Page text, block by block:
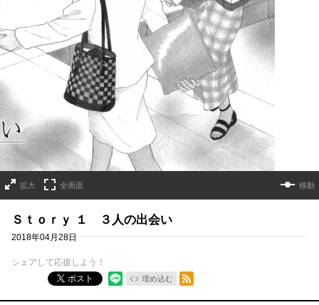
拡大 全画面 移動
Ｓｔｏｒｙ １ ３人の出会い
2018年04月28日
シェアして応援しよう！
ポスト
埋め込む
RSSフィード